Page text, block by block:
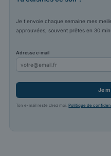
Je t'envoie chaque semaine mes
approuvées, souvent prêtes en 30
Adresse e-mail
Je
Ton e-mail reste chez moi.Politique de